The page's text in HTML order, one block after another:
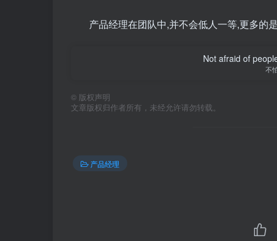
产品经理在团队中,并不会低人一等,更多的
Not afraid of
不
© 版权声明
文章版权归作者所有，未经允许请勿转载。
产品经理